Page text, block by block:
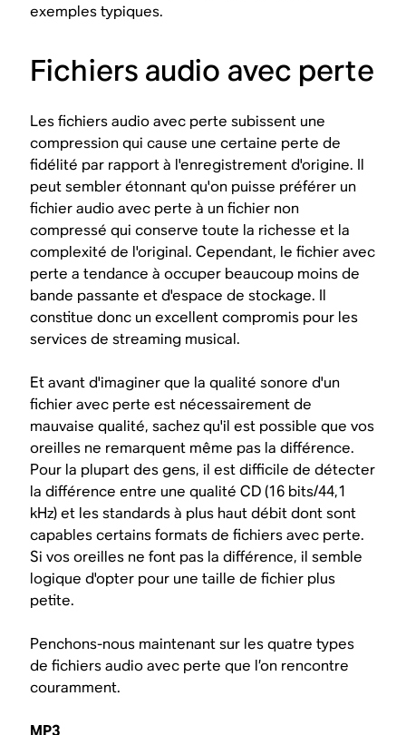
exemples typiques.
Fichiers audio avec perte
Les fichiers audio avec perte subissent une
compression qui cause une certaine perte de
fidélité par rapport à l'enregistrement d'origine. Il
peut sembler étonnant qu'on puisse préférer un
fichier audio avec perte à un fichier non
compressé qui conserve toute la richesse et la
complexité de l'original. Cependant, le fichier avec
perte a tendance à occuper beaucoup moins de
bande passante et d'espace de stockage. Il
constitue donc un excellent compromis pour les
services de streaming musical.
Et avant d'imaginer que la qualité sonore d'un
fichier avec perte est nécessairement de
mauvaise qualité, sachez qu'il est possible que vos
oreilles ne remarquent même pas la différence.
Pour la plupart des gens, il est difficile de détecter
la différence entre une qualité CD (16 bits/44,1
kHz) et les standards à plus haut débit dont sont
capables certains formats de fichiers avec perte.
Si vos oreilles ne font pas la différence, il semble
logique d'opter pour une taille de fichier plus
petite.
Penchons-nous maintenant sur les quatre types
de fichiers audio avec perte que l’on rencontre
couramment.
MP3